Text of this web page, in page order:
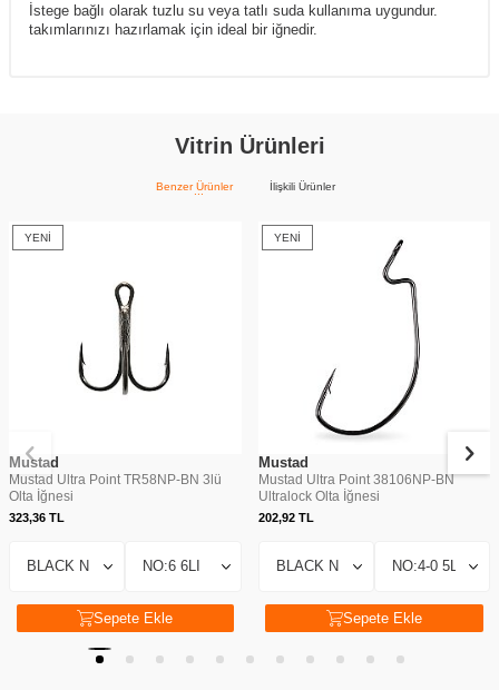
İstege bağlı olarak tuzlu su veya tatlı suda kullanıma uygundur.
takımlarınızı hazırlamak için ideal bir iğnedir.
Vitrin Ürünleri
Benzer Ürünler İlişkili Ürünler
YENI
Mustad
Mustad Ultra Point TR58NP-BN 3lü
Olta İğnesi
323,36 TL
Sepete Ekle
YENI
Mustad
Mustad Ultra Point 38106NP-BN
Ultralock Olta İğnesi
202,92TL
Sepete Ekle